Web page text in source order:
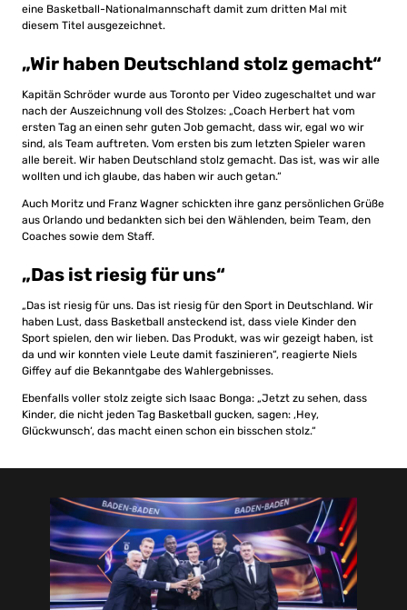
eine Basketball-Nationalmannschaft damit zum dritten Mal mit
diesem Titel ausgezeichnet.
„Wir haben Deutschland stolz gemacht“
Kapitän Schröder wurde aus Toronto per Video zugeschaltet und war
nach der Auszeichnung voll des Stolzes: „Coach Herbert hat vom
ersten Tag an einen sehr guten Job gemacht, dass wir, egal wo wir
sind, als Team auftreten. Vom ersten bis zum letzten Spieler waren
alle bereit. Wir haben Deutschland stolz gemacht. Das ist, was wir alle
wollten und ich glaube, das haben wir auch getan.“
Auch Moritz und Franz Wagner schickten ihre ganz persönlichen Grüße
aus Orlando und bedankten sich bei den Wählenden, beim Team, den
Coaches sowie dem Staff.
„Das ist riesig für uns“
„Das ist riesig für uns. Das ist riesig für den Sport in Deutschland. Wir
haben Lust, dass Basketball ansteckend ist, dass viele Kinder den
Sport spielen, den wir lieben. Das Produkt, was wir gezeigt haben, ist
da und wir konnten viele Leute damit faszinieren“, reagierte Niels
Giffey auf die Bekanntgabe des Wahlergebnisses.
Ebenfalls voller stolz zeigte sich Isaac Bonga: „Jetzt zu sehen, dass
Kinder, die nicht jeden Tag Basketball gucken, sagen: ‚Hey,
Glückwunsch‘, das macht einen schon ein bisschen stolz.“